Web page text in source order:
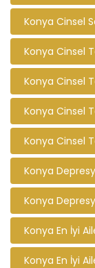
Konya Cinsel
Konya Cinsel
Konya Cinsel
Konya Cinsel
Konya Cinsel
Konya
Konya
Konya En İyi
Konya En İyi